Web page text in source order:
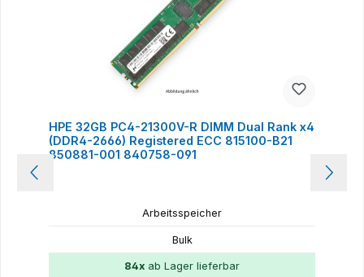
HPE 32GB PC4-21300V-R DIMM Dual Rank x4
(DDR4-2666) Registered ECC 815100-B21
850881-001 840758-091
Arbeitsspeicher
Bulk
84x ab Lager lieferbar